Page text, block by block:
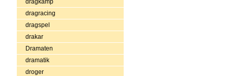
dragkamp
dragracing
dragspel
drakar
Dramaten
dramatik
droger